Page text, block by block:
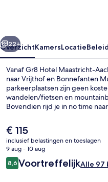
Volgende
22+
OverzichtKamersLocatieBeleid
Vanaf Gr8 Hotel Maastricht-
naar Vrijthof en Bonnefanten
parkeerplaatsen zijn geen
wandelen/fietsen en
Bovendien rijd je in no time
De
huidige
prijs
is
€ 115
€ 115
inclusief belastingen en toeslagen
9 aug - 10 aug
Beoordelingen
8,68,6 op 10 –
VoortreffelijkAlle 97